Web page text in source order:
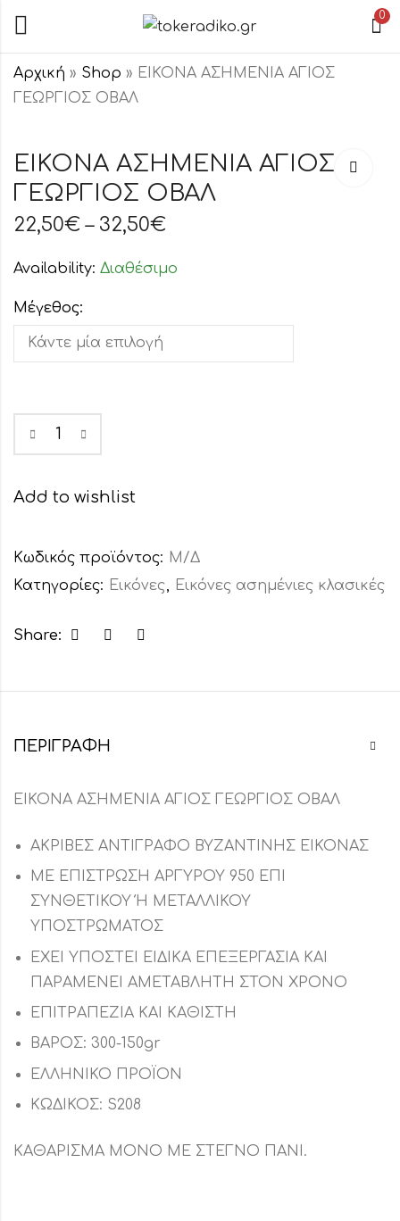
0
Αρχική » Shop » ΕΙΚΟΝΑ ΑΣΗΜΕΝΙΑ ΑΓΙΟΣ
ΓΕΩΡΓΙΟΣ ΟΒΑΛ
ΑΣΗΜΕΝΙΑ
ΑΓΙΟΣ
ΑΣΗΜΕΝΙΑ
ΑΓΙΟΣ
ΕΙΚΟΝΑ ΑΣΗΜΕΝΙΑ ΑΓΙΟΣ
ΓΕΩΡΓΙΟΣ ΟΒΑΛ
22,50€ – 32,50€
Availability: Διαθέσιμο
Μέγεθος:
Add to wishlist
Κωδικός προϊόντος: Μ/Δ
Κατηγορίες: Εικόνες, Εικόνες ασημένιες κλασικές
Share:
ΠΕΡΙΓΡΑΦΉ
ΕΙΚΟΝΑ ΑΣΗΜΕΝΙΑ ΑΓΙΟΣ ΓΕΩΡΓΙΟΣ ΟΒΑΛ
ΑΚΡΙΒΕΣ ΑΝΤΙΓΡΑΦΟ ΒΥΖΑΝΤΙΝΗΣ ΕΙΚΟΝΑΣ
ΜΕ ΕΠΙΣΤΡΩΣΗ ΑΡΓΥΡΟΥ 950 ΕΠΙ
ΣΥΝΘΕΤΙΚΟΥ Ή ΜΕΤΑΛΛΙΚΟΥ
ΥΠΟΣΤΡΩΜΑΤΟΣ
ΕΧΕΙ ΥΠΟΣΤΕΙ ΕΙΔΙΚΑ ΕΠΕΞΕΡΓΑΣΙΑ ΚΑΙ
ΠΑΡΑΜΕΝΕΙ ΑΜΕΤΑΒΛΗΤΗ ΣΤΟΝ ΧΡΟΝΟ
ΕΠΙΤΡΑΠΕΖΙΑ ΚΑΙ ΚΑΘΙΣΤΗ
ΒΑΡΟΣ: 300-150gr
ΕΛΛΗΝΙΚΟ ΠΡΟΪΟΝ
ΚΩΔΙΚΟΣ: S208
ΚΑΘΑΡΙΣΜΑ ΜΟΝΟ ΜΕ ΣΤΕΓΝΟ ΠΑΝΙ.